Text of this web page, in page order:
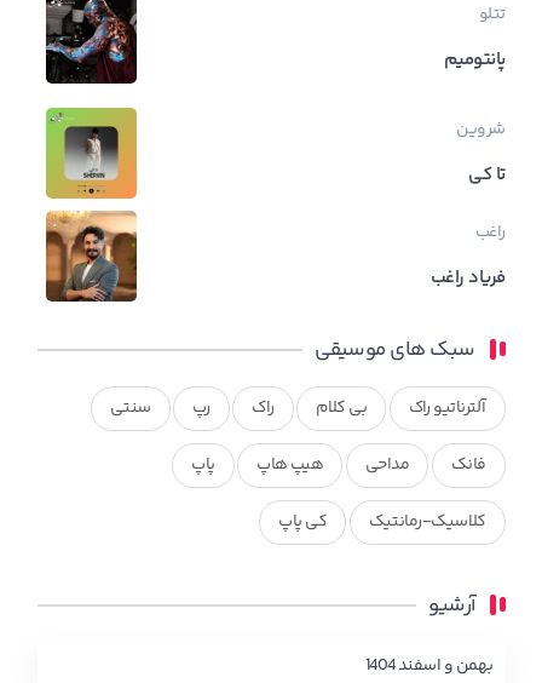
تتلو
پانتومیم
شروین
تا کی
راغب
فریاد راغب
سبک های موسیقی
آلترناتیو راک بی کلام راک رپ سنتی
فانک مداحی هیپ هاپ پاپ
کلاسیک-رمانتیک کی پاپ
آرشیو
بهمن و اسفند 1404